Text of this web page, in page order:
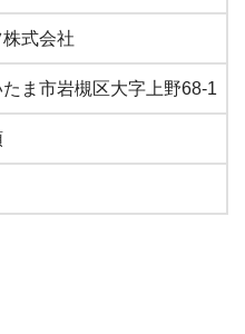
式会社
ま市岩槻区大字上野68-1